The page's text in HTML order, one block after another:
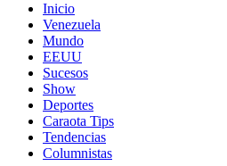
Inicio
Venezuela
Mundo
EEUU
Sucesos
Show
Deportes
Caraota Tips
Tendencias
Columnistas